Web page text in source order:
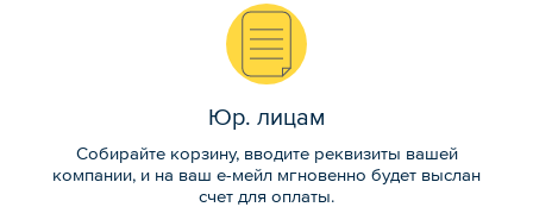
Юр. лицам
Собирайте корзину, вводите реквизиты вашей
компании, и на ваш е-мейл мгновенно будет выслан
счет для оплаты.